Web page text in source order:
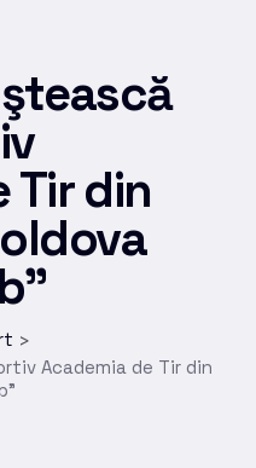
Tir din
>
Academia de Tir din